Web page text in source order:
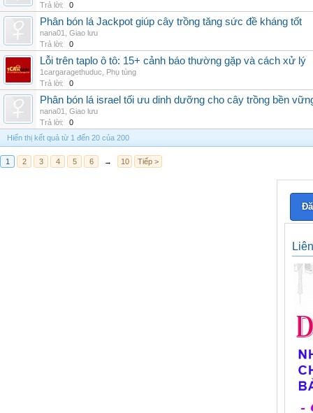
Trả lời:
0
Phân bón lá Jackpot giúp cây trồng tăng sức đề kháng tốt
nana01
Giao lưu
Trả lời:
0
Lỗi trên taplo ô tô: 15+ cảnh báo thường gặp và cách xử lý
1cargaragethuduc
Phụ tùng
Trả lời:
0
Phân bón lá israel tối ưu dinh dưỡng cho cây trồng bền
nana01
Giao lưu
Trả lời:
0
Hiển thị kết quả từ 1 đến 20 của 200
1 2 3 4 5 6 → 10 Tiếp >